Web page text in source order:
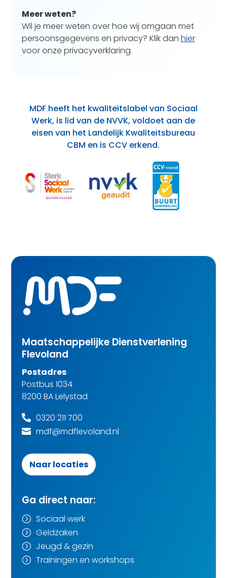
Meer weten?
Wil je meer weten over hoe wij omgaan met
persoonsgegevens en privacy? Klik dan hier
voor onze privacyverklaring.
MDF heeft het kwaliteitslabel van Sociaal
Werk, is lid van de NVVK, voldoet aan de
eisen van het Landelijk Kwaliteitsbureau
CBM en is CCV erkend.
Maatschappelijke Dienstverlening
Flevoland
Postadres
Postbus 1034
8200 BA Lelystad
 0320 211 700
 mdf@mdflevoland.nl
Naar locaties
Ga direct naar:
= Sociaal werk
= Geldzaken
= Jeugd & gezin
= Trainingen en workshops